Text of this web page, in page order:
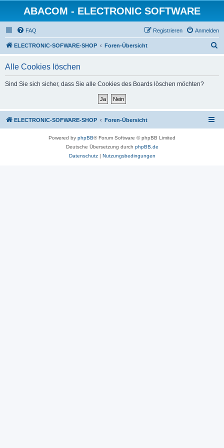
ABACOM - ELECTRONIC SOFTWARE
FAQ Anmelden
Registrieren
ELECTRONIC-SOFWARE-SHOP Foren-Übersicht
Alle Cookies löschen
Sind Sie sich sicher, dass Sie alle Cookies des Boards löschen möchten?
ELECTRONIC-SOFWARE-SHOP Foren-Übersicht
Powered by phpBB® Forum Software © phpBB Limited
Deutsche Übersetzung durch phpBB.de
Datenschutz| Nutzungsbedingungen